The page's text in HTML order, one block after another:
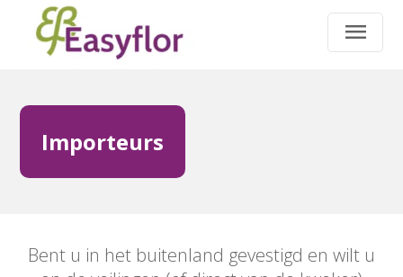
Importeurs
Bent u in het buitenland gevestigd en wilt u